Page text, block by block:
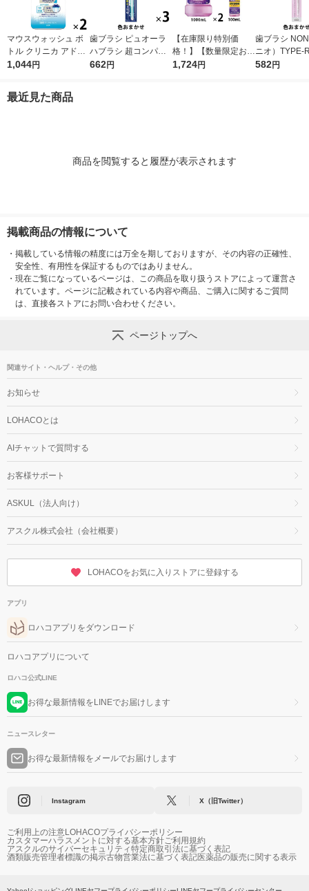
マウスウォッシュ ボ
トル クリニカ アドバ
ンテージ デンタルリ
1セット（2本） ライ
1,044円
歯ブラシ ピュオーラ
ハブラシ 超コンパク
ト ふつう 1セット（3
662円
【在庫限り特別価
格！】【数量限定お得
セット】リステリン
1,724円
歯ブラシ
ニオ）TYPE-
つう 1セット
582円
最近見た商品
商品を閲覧すると履歴が表示されます
掲載商品の情報について
・ 掲載している情報の精度には万全を期しておりますが、その内容の正確性、
安全性、有用性を保証するものではありません。
・ 現在ご覧になっているページは、この商品を取り扱うストアによって運営さ
れています。ページに記載されている内容や商品、ご購入に関するご質問
は、直接各ストアにお問い合わせください。
ページトップへ
関連サイト・ヘルプ・その他
お知らせ
LOHACOとは
AIチャットで質問する
お客様サポート
ASKUL（法人向け）
アスクル株式会社（会社概要）
LOHACOをお気に入りストアに登録する
アプリ
ロハコアプリをダウンロード
ロハコアプリについて
ロハコ公式LINE
お得な最新情報をLINEでお届けします
ニュースレター
お得な最新情報をメールでお届けします
Instagram X（旧Twitter）
ご利用上の注意LOHACOプライバシーポリシー
カスタマーハラスメントに対する基本方針ご利用規約
アスクルのサイバーセキュリティ特定商取引法に基づく表記
酒類販売管理者標識の掲示古物営業法に基づく表記医薬品の販売に関する表示